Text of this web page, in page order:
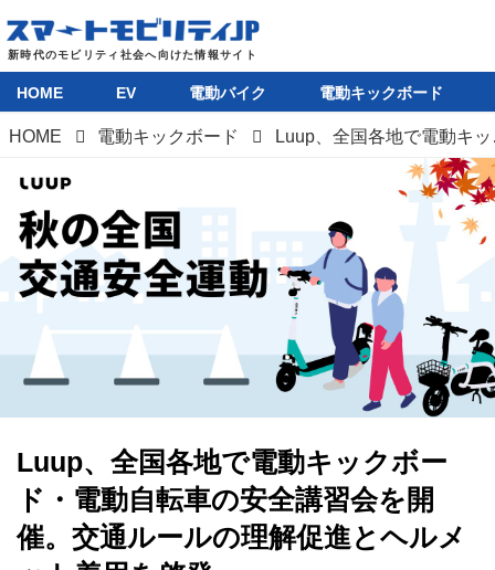
HOME EV 電動バイク 電動キックボード
HOME 電動キックボード Luup、
Luup、全国各地で電動キックボー
ド・電動自転車の安全講習会を開
催。交通ルールの理解促進とヘルメ